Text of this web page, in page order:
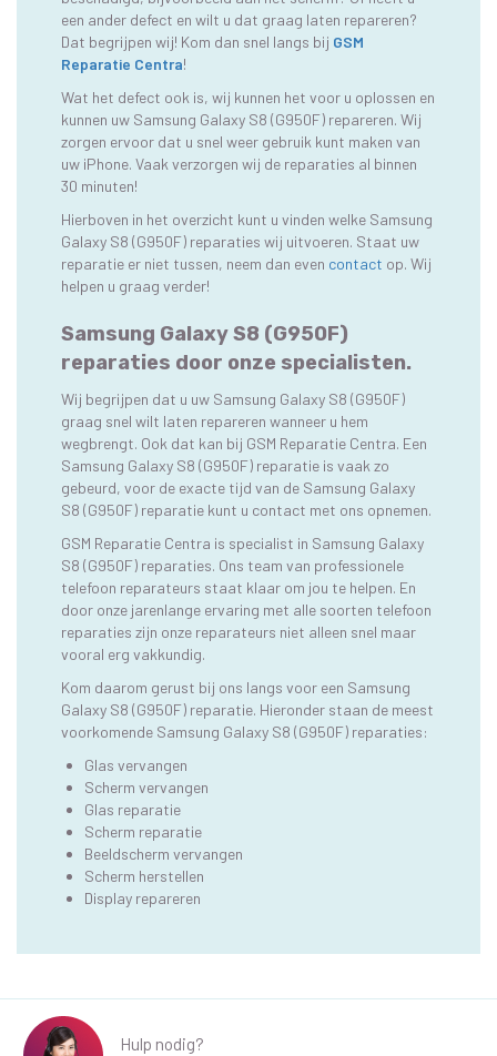
een ander defect en wilt u dat graag laten repareren?
Dat begrijpen wij! Kom dan snel langs bij GSM
Reparatie Centra!
Wat het defect ook is, wij kunnen het voor u oplossen en
kunnen uw Samsung Galaxy S8 (G950F) repareren. Wij
zorgen ervoor dat u snel weer gebruik kunt maken van
uw iPhone. Vaak verzorgen wij de reparaties al binnen
30 minuten!
Hierboven in het overzicht kunt u vinden welke Samsung
Galaxy S8 (G950F) reparaties wij uitvoeren. Staat uw
reparatie er niet tussen, neem dan even contact op. Wij
helpen u graag verder!
Samsung Galaxy S8 (G950F)
reparaties door onze specialisten.
Wij begrijpen dat u uw Samsung Galaxy S8 (G950F)
graag snel wilt laten repareren wanneer u hem
wegbrengt. Ook dat kan bij GSM Reparatie Centra. Een
Samsung Galaxy S8 (G950F) reparatie is vaak zo
gebeurd, voor de exacte tijd van de Samsung Galaxy
S8 (G950F) reparatie kunt u contact met ons opnemen.
GSM Reparatie Centra is specialist in Samsung Galaxy
S8 (G950F) reparaties. Ons team van professionele
telefoon reparateurs staat klaar om jou te helpen. En
door onze jarenlange ervaring met alle soorten telefoon
reparaties zijn onze reparateurs niet alleen snel maar
vooral erg vakkundig.
Kom daarom gerust bij ons langs voor een Samsung
Galaxy S8 (G950F) reparatie. Hieronder staan de meest
voorkomende Samsung Galaxy S8 (G950F) reparaties:
Glas vervangen
Scherm vervangen
Glas reparatie
Scherm reparatie
Beeldscherm vervangen
Scherm herstellen
Display repareren
Hulp nodig?